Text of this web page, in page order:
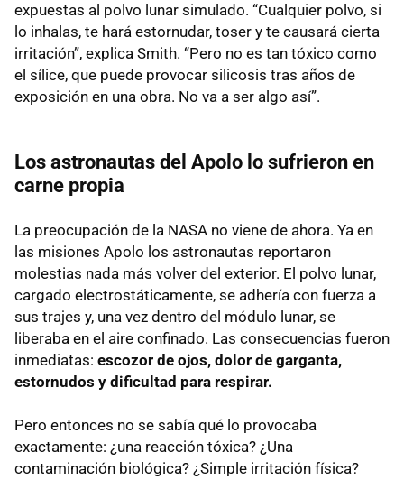
expuestas al polvo lunar simulado. “Cualquier polvo, si
lo inhalas, te hará estornudar, toser y te causará cierta
irritación”, explica Smith. “Pero no es tan tóxico como
el sílice, que puede provocar silicosis tras años de
exposición en una obra. No va a ser algo así”.
Los astronautas del Apolo lo sufrieron en
carne propia
La preocupación de la NASA no viene de ahora. Ya en
las misiones Apolo los astronautas reportaron
molestias nada más volver del exterior. El polvo lunar,
cargado electrostáticamente, se adhería con fuerza a
sus trajes y, una vez dentro del módulo lunar, se
liberaba en el aire confinado. Las consecuencias fueron
inmediatas: escozor de ojos, dolor de garganta,
estornudos y dificultad para respirar.
Pero entonces no se sabía qué lo provocaba
exactamente: ¿una reacción tóxica? ¿Una
contaminación biológica? ¿Simple irritación física?